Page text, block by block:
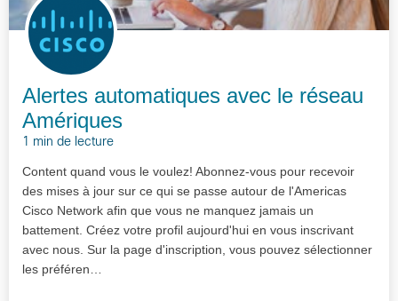
Alertes automatiques avec le réseau
Amériques
1 min de lecture
Content quand vous le voulez! Abonnez-vous pour recevoir
des mises à jour sur ce qui se passe autour de l'Americas
Cisco Network afin que vous ne manquez jamais un
battement. Créez votre profil aujourd'hui en vous inscrivant
avec nous. Sur la page d'inscription, vous pouvez sélectionner
les préféren…